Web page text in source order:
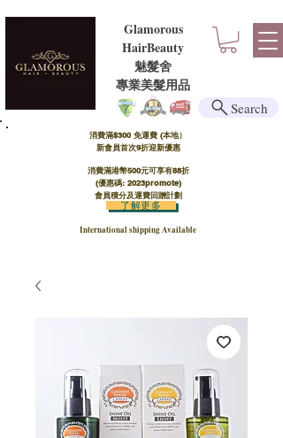
Glamorous
HairBeauty
魅髮舍
​​專業美髮用品
消費滿$300 免運費 (本地）​
新會員首次9折迎新優惠
消費滿港幣500元可享有88折
(優惠碼: 2023promote)
會員積分及運費回贈計劃
International shipping Available
了解更多
Search